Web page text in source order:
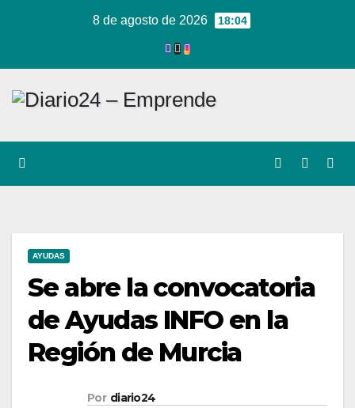
8 de agosto de 2026 18:04
AYUDAS
Se abre la convocatoria
de Ayudas INFO en la
Región de Murcia
Por diario24